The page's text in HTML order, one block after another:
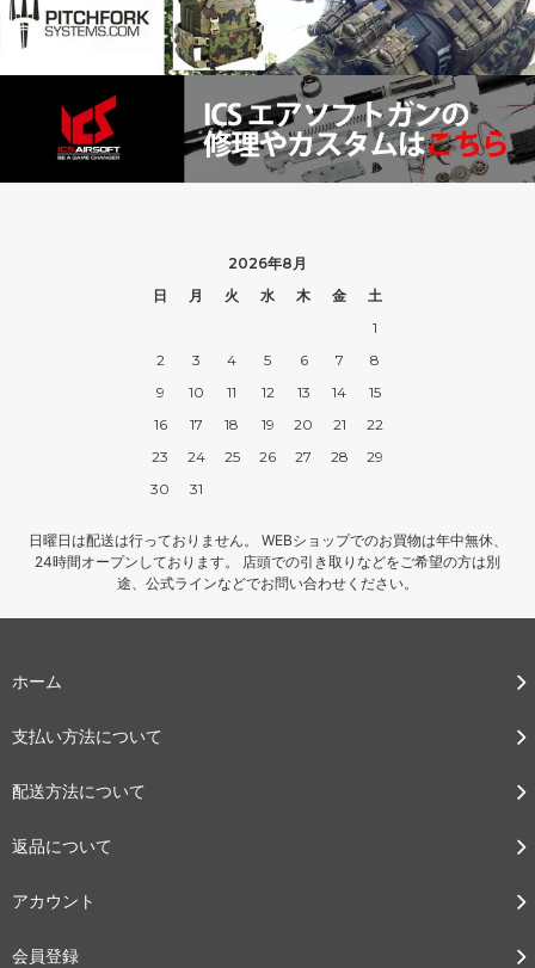
2026年8月
日
月 火 水 木 金
土
1
2
3 4 5 6 7
8
9
10 11 12 13 14
15
16
17 18 19 20 21
22
23
24 25 26 27 28
29
30
31
日曜日は配送は行っておりません。 WEBショップでのお買物は年中無休、
24時間オープンしております。 店頭での引き取りなどをご希望の方は別
途、公式ラインなどでお問い合わせください。
ホーム
支払い方法について
配送方法について
返品について
アカウント
会員登録